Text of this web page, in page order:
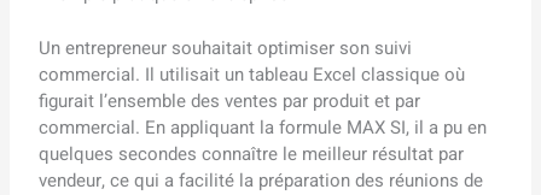
Un entrepreneur souhaitait optimiser son suivi
commercial. Il utilisait un tableau Excel classique où
figurait l’ensemble des ventes par produit et par
commercial. En appliquant la formule MAX SI, il a pu en
quelques secondes connaître le meilleur résultat par
vendeur, ce qui a facilité la préparation des réunions de